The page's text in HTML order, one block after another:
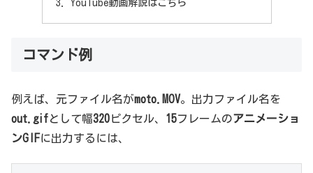
YouTube動画解説はこちら
コマンド例
例えば、元ファイル名がmoto.MOV。出力ファイル名を
out.gifとして幅320 ピクセル、 15フレームのアニメーショ
ンGIFに出力するには、